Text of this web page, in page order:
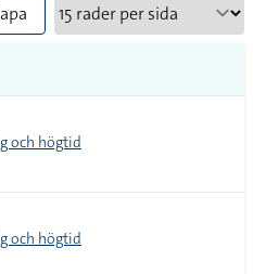
och högtid
och högtid